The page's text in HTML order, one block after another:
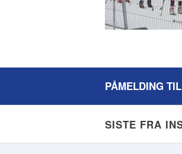
PÅMELDING
SISTE FRA